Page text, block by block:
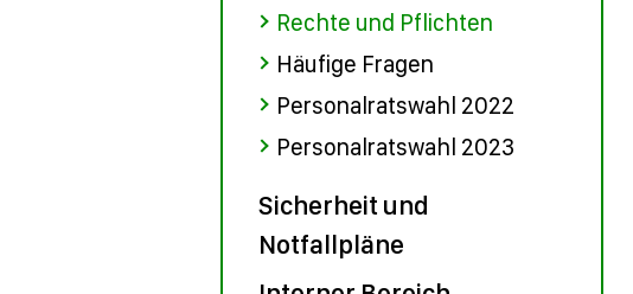
Rechte und Pflichten
Häufige Fragen
Personalratswahl 2022
Personalratswahl 2023
Sicherheit und
Notfallpläne